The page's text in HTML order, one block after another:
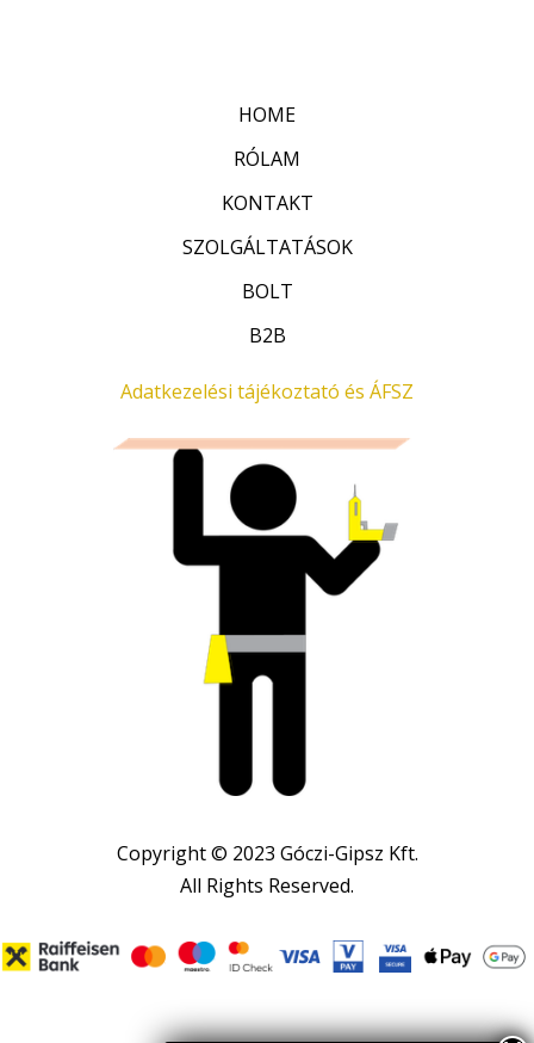
HOME
RÓLAM
KONTAKT
SZOLGÁLTATÁSOK
BOLT
B2B
Adatkezelési tájékoztató és ÁFSZ
Copyright © 2023 Góczi-Gipsz Kft.
All Rights Reserved.